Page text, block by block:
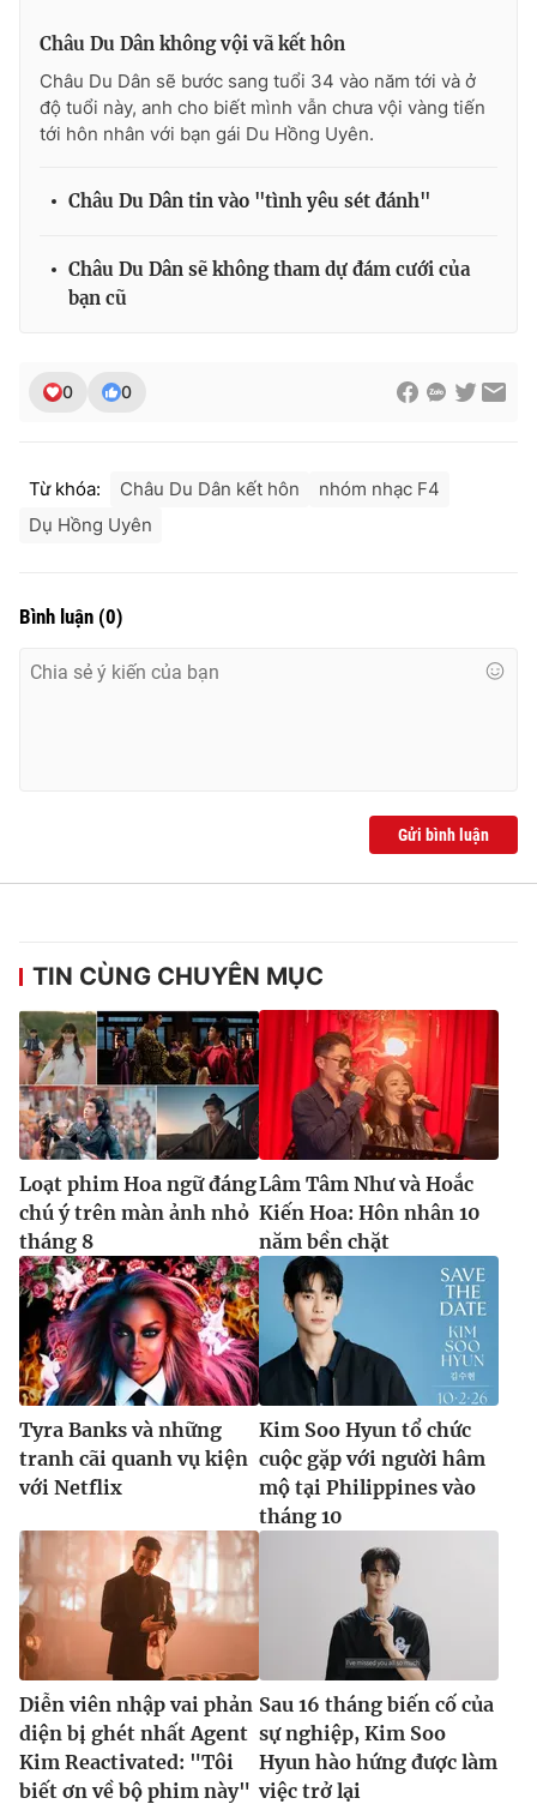
Email:toasoan@vtv.vn
Liên hệ quảng cáo:024-7300.7108
® Cấm sao chép dưới mọi hình thức nếu không có sự chấp
Châu Du Dân không vội vã kết hôn
Châu Du Dân sẽ bước sang tuổi 34 vào năm tới và ở
độ tuổi này, anh cho biết mình vẫn chưa vội vàng tiến
tới hôn nhân với bạn gái Du Hồng Uyên.
Châu Du Dân tin vào "tình yêu sét đánh"
Châu Du Dân sẽ không tham dự đám cưới của
bạn cũ
0 0
Từ khóa: Châu Du Dân kết hôn
nhóm nhạc F4
Dụ Hồng Uyên
Bình luận (0)
Gửi bình luận
TIN CÙNG CHUYÊN MỤC
Loạt phim Hoa ngữ đáng
chú ý trên màn ảnh nhỏ
tháng 8
Lâm Tâm Như và Hoắc
Kiến Hoa: Hôn nhân 10
năm bền chặt
Tyra Banks và những
tranh cãi quanh vụ kiện
với Netflix
Kim Soo Hyun tổ chức
cuộc gặp với người hâm
mộ tại Philippines vào
tháng 10
Diễn viên nhập vai phản
diện bị ghét nhất Agent
Kim Reactivated: "Tôi
biết ơn về bộ phim này"
Sau 16 tháng biến cố của
sự nghiệp, Kim Soo
Hyun hào hứng được làm
việc trở lại